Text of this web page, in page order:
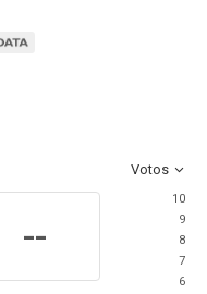
Votos
--
10
9
8
7
6